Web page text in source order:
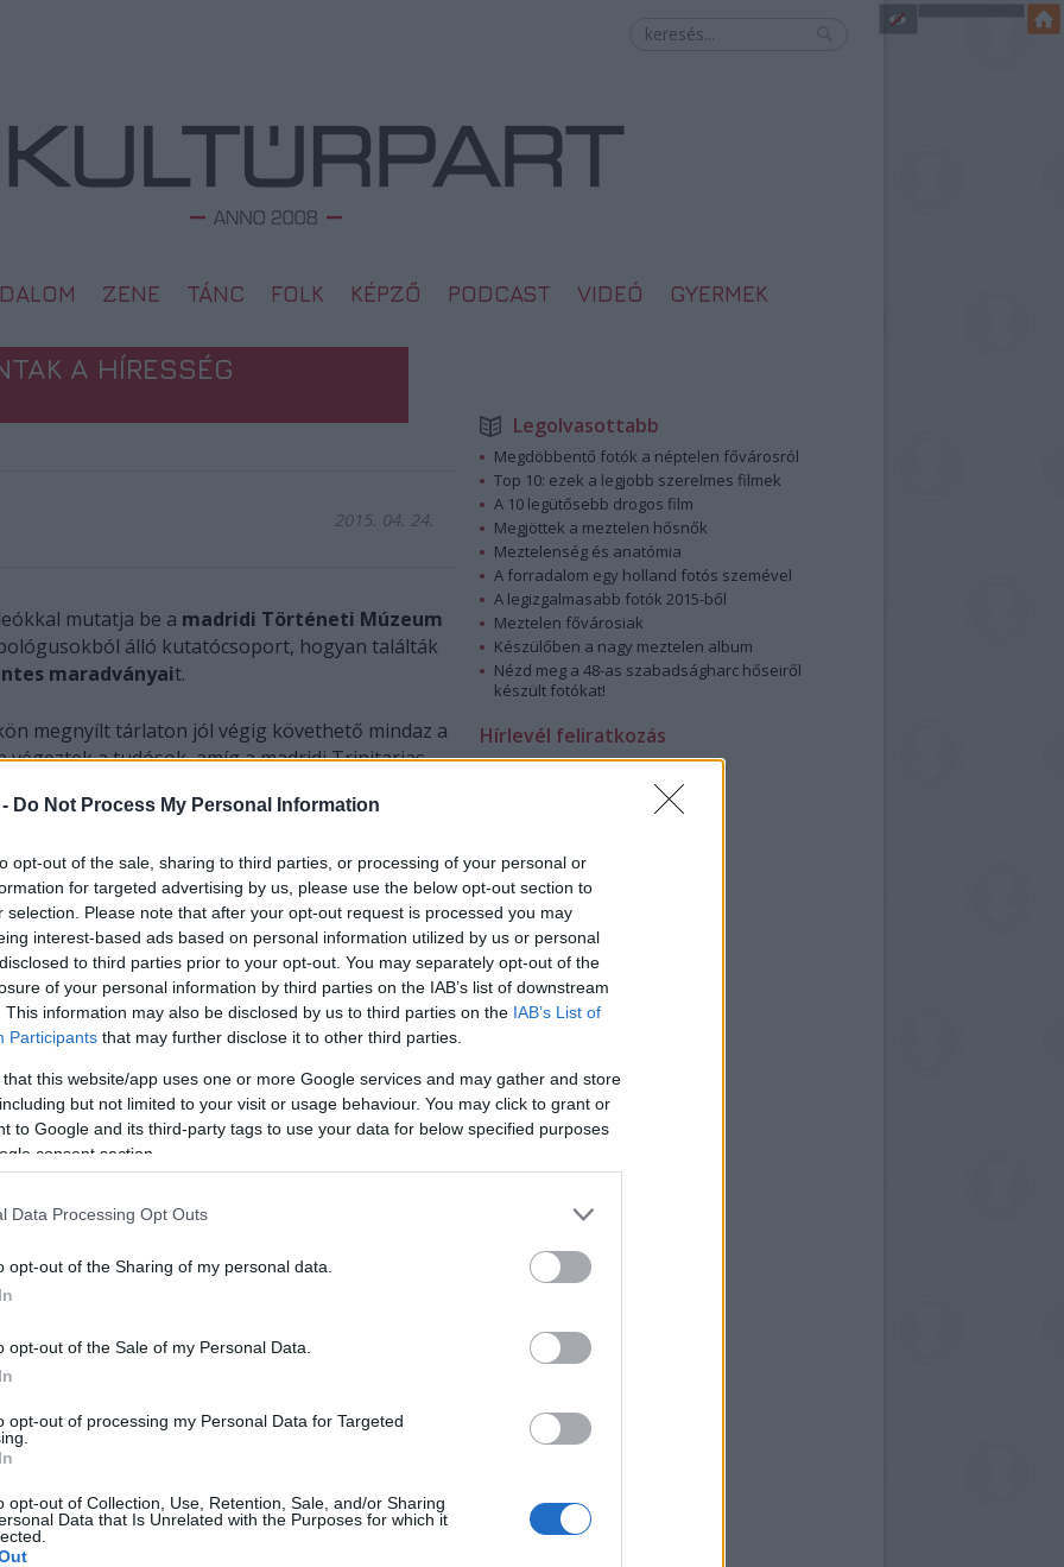
Do Not Process My Personal Information
opt-out of the sale, sharing to third parties, or processing of your personal or
for targeted advertising by us, please use the below opt-out section to
selection. Please note that after your opt-out request is processed you may
interest-based ads based on personal information utilized by us or personal
to third parties prior to your opt-out. You may separately opt-out of the
of your personal information by third parties on the IAB’s list of downstream
This information may also be disclosed by us to third parties on the IAB’s List of
Participants that may further disclose it to other third parties.
that this website/app uses one or more Google services and may gather and store
but not limited to your visit or usage behaviour. You may click to grant or
to Google and its third-party tags to use your data for below specified purposes
consent section.
Data Processing Opt Outs
opt-out of the Sharing of my personal data.
opt-out of the Sale of my Personal Data.
opt-out of processing my Personal Data for Targeted
opt-out of Collection, Use, Retention, Sale, and/or Sharing
Data that Is Unrelated with the Purposes for which it
ZENE TÁNC FOLK KÉPZŐ PODCAST VIDEÓ GYERMEK
A HÍRESSÉG
2015. 04. 24.
mutatja be a madridi Történeti Múzeum
álló kutatócsoport, hogyan találták
maradványait.
megnyílt tárlaton jól végig követhető mindaz a
végeztek a tudósok, amíg a madridi Trinitarias
feltárták a kriptát.
szerint megtalálták a
nagyon sok emberi csont volt, mind
híján nem lehet 100 százalékos bizonyossággal
maradványai is, de a tudósok mégis
egy M.C. monogramos koporsót.
gyerekmúmia is, mindegyiket a feltárt
fontos leletet jelentenek, mert segítenek
a kor temetkezési szokásait. Továbbá
és cipőmaradványoka.
Legolvasottabb
Megdöbbentő fotók a néptelen fővárosról
Top 10: ezek a legjobb szerelmes filmek
A 10 legütősebb drogos film
Megjöttek a meztelen hősnők
Meztelenség és anatómia
A forradalom egy holland fotós szemével
A legizgalmasabb fotók 2015-ből
Meztelen fővárosiak
Készülőben a nagy meztelen album
Nézd meg a 48-as szabadságharc hőseiről
készült fotókat!
Hírlevél feliratkozás